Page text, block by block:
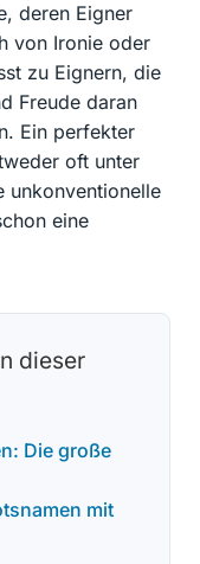
deren Eigner
von Ironie oder
zu Eignern, die
Freude daran
Ein perfekter
oft unter
unkonventionelle
eine
dieser
Die große
mit